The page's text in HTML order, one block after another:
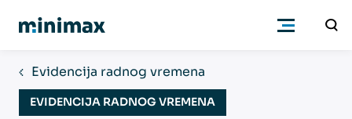
Poduzetnici
Evidencija radnog vremena
EVIDENCIJA RADNOG VREMENA